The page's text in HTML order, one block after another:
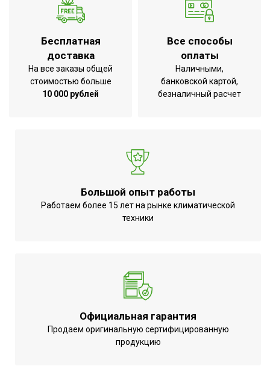
Бесплатная
доставка
На все заказы общей
стоимостью больше
10 000 рублей
Все способы
оплаты
Наличными,
банковской картой,
безналичный расчет
Большой опыт работы
Работаем более 15 лет на рынке климатической
техники
Официальная гарантия
Продаем оригинальную сертифицированную
продукцию